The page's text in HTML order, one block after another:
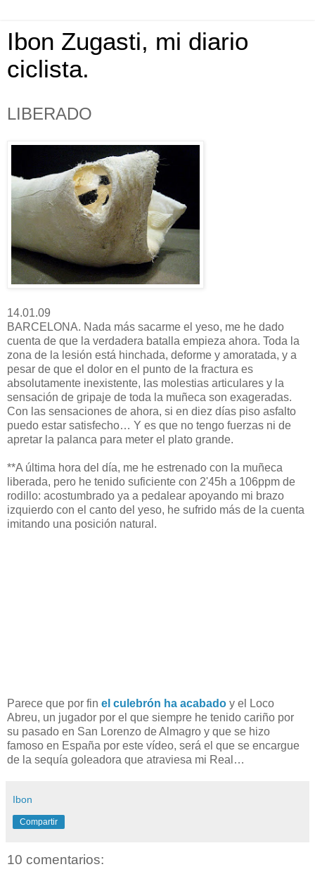
Ibon Zugasti, mi diario
ciclista.
LIBERADO
14.01.09
BARCELONA. Nada más sacarme el yeso, me he dado
cuenta de que la verdadera batalla empieza ahora. Toda la
zona de la lesión está hinchada, deforme y amoratada, y a
pesar de que el dolor en el punto de la fractura es
absolutamente inexistente, las molestias articulares y la
sensación de gripaje de toda la muñeca son exageradas.
Con las sensaciones de ahora, si en diez días piso asfalto
puedo estar satisfecho… Y es que no tengo fuerzas ni de
apretar la palanca para meter el plato grande.
**A última hora del día, me he estrenado con la muñeca
liberada, pero he tenido suficiente con 2'45h a 106ppm de
rodillo: acostumbrado ya a pedalear apoyando mi brazo
izquierdo con el canto del yeso, he sufrido más de la cuenta
imitando una posición natural.
Parece que por fin el culebrón ha acabado y el Loco
Abreu, un jugador por el que siempre he tenido cariño por
su pasado en San Lorenzo de Almagro y que se hizo
famoso en España por este vídeo, será el que se encargue
de la sequía goleadora que atraviesa mi Real…
Ibon
Compartir
10 comentarios: